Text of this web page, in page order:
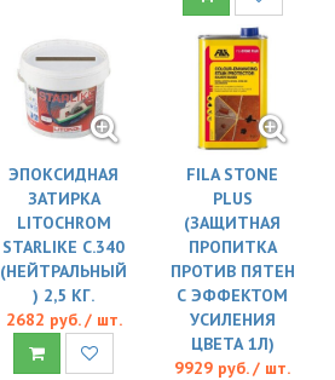
ЭПОКСИДНАЯ
ЗАТИРКА
LITOCHROM
STARLIKE C.340
(НЕЙТРАЛЬНЫЙ
) 2,5 КГ.
2682 руб. / шт.
FILA STONE
PLUS
(ЗАЩИТНАЯ
ПРОПИТКА
ПРОТИВ ПЯТЕН
С ЭФФЕКТОМ
УСИЛЕНИЯ
ЦВЕТА 1Л)
9929 руб. / шт.